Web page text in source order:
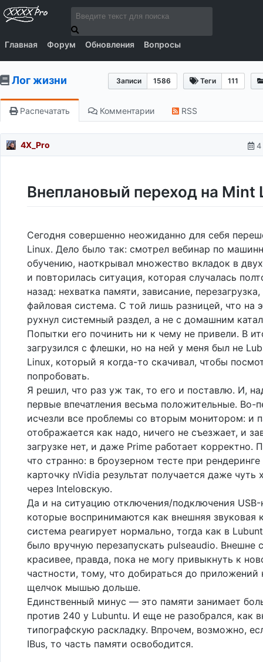
Главная Форум Обновления Вопросы
Записи 1586 Теги 111
Лог жизни
Распечатать Комментарии RSS
4X_Pro 4
Внеплановый переход на Mint
Сегодня совершенно неожиданно для себя
Linux. Дело было так: смотрел вебинар по
обучению, наоткрывал множество вкладок в
и повторилась ситуация, которая случалась
назад: нехватка памяти, зависание,
файловая система. С той лишь разницей, что на
рухнул системный раздел, а не с домашним
Попытки его починить ни к чему не привели. В
загрузился с флешки, но на ней у меня был не
Linux, который я когда-то скачивал, чтобы
попробовать.
Я решил, что раз уж так, то его и поставлю. И,
первые впечатления весьма положительные. Во-
исчезли все проблемы со вторым монитором: и
отображается как надо, ничего не съезжает, и
загрузке нет, и даже Prime работает корректно.
что странно: в броузерном тесте при рендеринге
карточку nVidia результат получается даже чуть
через Intelовскую.
Да и на ситуацию отключения/подключения
которые воспринимаются как внешняя звуковая
система реагирует нормально, тогда как в
было вручную перезапускать pulseaudio. Внешне
красивее, правда, пока не могу привыкнуть к
частности, тому, что добираться до приложений
щелчок мышью дольше.
Единственный минус — это памяти занимает
против 240 у Lubuntu. И еще не разобрался, как
типографскую раскладку. Впрочем, возможно,
IBus, то часть памяти освободится.